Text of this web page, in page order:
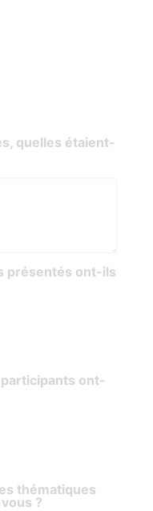
quelles étaient-
présentés ont-ils
ont-
thématiques
?